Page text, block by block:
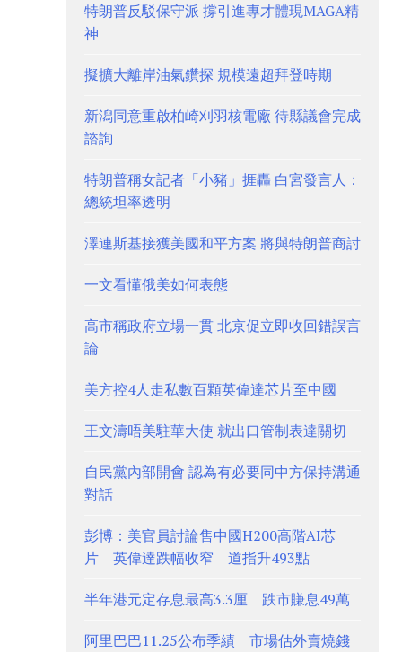
特朗普反駁保守派 撐引進專才體現MAGA精
神
擬擴大離岸油氣鑽探 規模遠超拜登時期
新潟同意重啟柏崎刈羽核電廠 待縣議會完成
諮詢
特朗普稱女記者「小豬」捱轟 白宮發言人：
總統坦率透明
澤連斯基接獲美國和平方案 將與特朗普商討
一文看懂俄美如何表態
高市稱政府立場一貫 北京促立即收回錯誤言
論
美方控4人走私數百顆英偉達芯片至中國
王文濤晤美駐華大使 就出口管制表達關切
自民黨內部開會 認為有必要同中方保持溝通
對話
彭博：美官員討論售中國H200高階AI芯
片 英偉達跌幅收窄 道指升493點
半年港元定存息最高3.3厘 跌市賺息49萬
阿里巴巴11.25公布季績 市場估外賣燒錢